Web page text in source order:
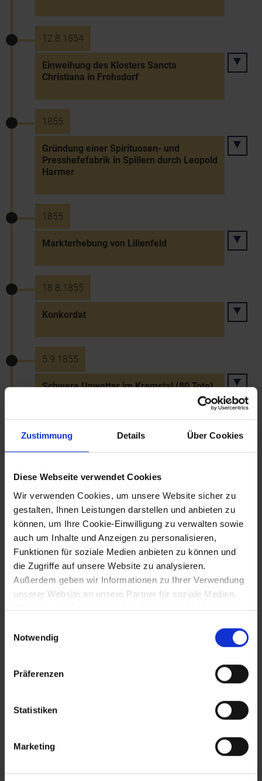
Zustimmung Details Über Cookies
Diese Webseite verwendet Cookies
Wir verwenden Cookies, um unsere Website sicher zu
gestalten, Ihnen Leistungen darstellen und anbieten zu
können, um Ihre Cookie-Einwilligung zu verwalten sowie
auch um Inhalte und Anzeigen zu personalisieren,
Funktionen für soziale Medien anbieten zu können und
die Zugriffe auf unsere Website zu analysieren.
Außerdem geben wir Informationen zu Ihrer Verwendung
unserer Website an unsere Partner für soziale Medien,
Werbung und Analysen weiter, die auch in Ländern sind,
gegeben ist, und in denen Sie Ihre Rechte uU nicht
effektiv durchsetzen können. Unsere Partner führen
diese Informationen möglicherweise mit weiteren Daten
zusammen, die Sie ihnen bereitgestellt haben oder die
haben.
Notwendig
Präferenzen
Statistiken
Marketing
12.8.1854
Einweihung des Klosters Sancta
Christiana in Frohsdorf
1855
Gründung einer Spirituosen- und
Presshefefabrik in Spillern durch Leopold
Harmer
1855
Markterhebung von Lilienfeld
18.8.1855
Konkordat
5.9.1855
Schwere Unwetter im Kremstal (80 Tote)
1856
Abbriss des Wienertors und Hölltors in
Krems
1856
Musikvereins in Horn
1856
Gründung des fürsterzbischöflichen